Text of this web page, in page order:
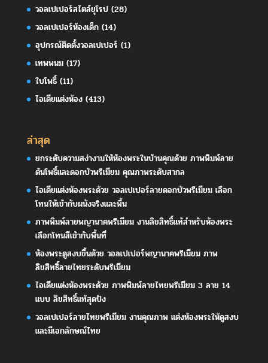
วอลเปเปอร์สไตล์ยุโรป(28)
วอลเปเปอร์ห้องเด็ก(14)
อุปกรณ์ติดตั้งวอลเปเปอร์ (1)
เทพพนม(17)
ใบโพธิ์(11)
ไอเดียแต่งห้อง(413)
ล่าสุด
ยกระดับความสง่างามให้ห้องพระในบ้านคุณด้วย ภาพพิมพ์ลาย
ต้นโพธิ์และดอกบัวพรีเมียม คุณภาพระดับสากล
ไอเดียแต่งห้องพระด้วย วอลเปเปอร์ลายดอกบัวพรีเมียม เลือก
โทนให้เข้ากับผนังจริงและพื้น
ภาพพิมพ์ลายพญานาคพรีเมียม งานลิขสิทธิ์แท้สำหรับห้องพระ
เลือกโทนสีเข้ากับพื้นที่
ห้องพระดูสงบขึ้นด้วย วอลเปเปอร์พญานาคพรีเมียม ภาพ
ลิขสิทธิ์ลายไทยระดับพรีเมียม
ไอเดียแต่งห้องพระด้วย ภาพพิมพ์ลายไทยพรีเมียม 3 ลาย 14
แบบ ลิขสิทธิ์แท้สุดปัง
วอลเปเปอร์ลายไทยพรีเมียม งานคุณภาพ แต่งห้องพระให้ดูสงบ
และมีเอกลักษณ์ไทย